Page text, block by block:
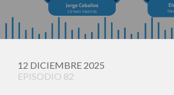
12 DICIEMBRE 2025
EPISODIO 82